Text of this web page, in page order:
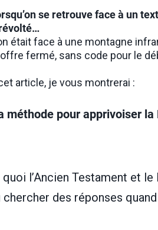
se retrouve face à un
était face à une montagne
fermé, sans code pour le
article, je vous montrerai :
méthode pour apprivoiser la
quoi l’Ancien Testament et
chercher des réponses